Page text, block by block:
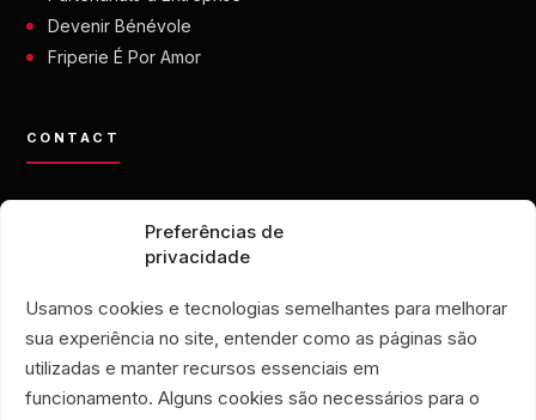
Preferências de
privacidade
Usamos cookies e tecnologias semelhantes para melhorar
sua experiência no site, entender como as páginas são
utilizadas e manter recursos essenciais em
funcionamento. Alguns cookies são necessários para o
Devenir Bénévole
Friperie É Por Amor
CONTACT
+55 21 99028-9090
ONG É POR AMOR
Manguinhos • Rio de Janeiro, Brésil
FRIPERIE É POR AMOR
boutiques 719 et 720